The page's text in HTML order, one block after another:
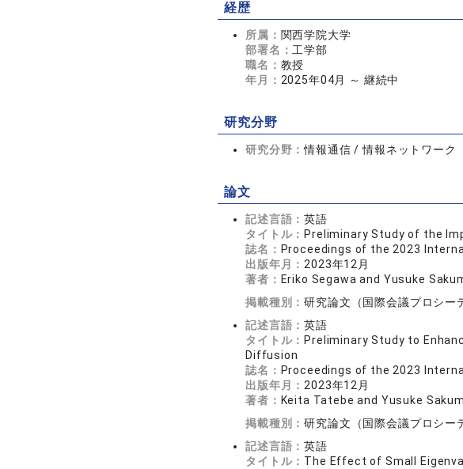
経歴
所属： 関西学院大学
部署名： 工学部
職名： 教授
年月： 2025年04月 ～ 継続中
研究分野
研究分野：情報通信 / 情報ネットワーク
論文
記述言語：英語
タイトル： Preliminary Study of the
誌名： Proceedings of the 2023
出版年月： 2023年12月
著者： Eriko Segawa and Yusuke
掲載種別：研究論文（国際会議プロシー
記述言語：英語
タイトル： Preliminary Study to
Diffusion
誌名： Proceedings of the 2023
出版年月： 2023年12月
著者： Keita Tatebe and Yusuke
掲載種別：研究論文（国際会議プロシー
記述言語：英語
タイトル： The Effect of Small